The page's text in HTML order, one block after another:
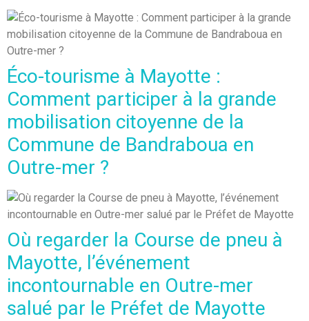
Éco-tourisme à Mayotte :
Comment participer à la grande
mobilisation citoyenne de la
Commune de Bandraboua en
Outre-mer ?
Où regarder la Course de pneu à
Mayotte, l’événement
incontournable en Outre-mer
salué par le Préfet de Mayotte